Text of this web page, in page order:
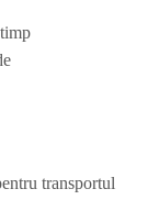
transportul